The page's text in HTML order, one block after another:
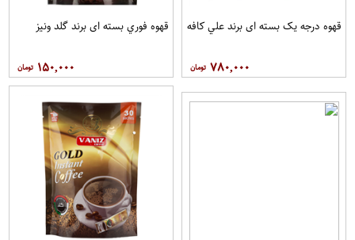
قهوه درجه یک بسته ای برند علي کافه
۷۸۰,۰۰۰
قهوه فوري بسته ای برند گلد ونيز
۱۵۰,۰۰۰